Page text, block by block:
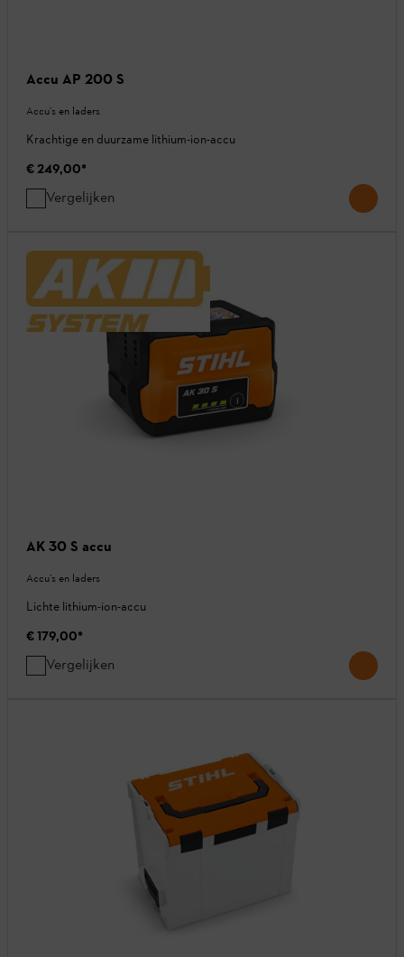
Accu AP 200 S
Accu’s en laders
Krachtige en duurzame lithium-ion-accu
€ 249,00*
Vergelijken
AK 30 S accu
Accu’s en laders
Lichte lithium-ion-accu
€ 179,00*
Vergelijken